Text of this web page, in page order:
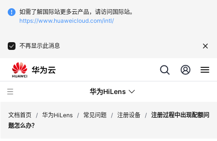
如需了解国际站更多云产品，请访问国际站。
https://www.huaweicloud.com/intl/
不再显示此消息
华为HiLens
文档首页 / 华为HiLens / 常见问题 / 注册设备 / 注册过程中出现配额问
题怎么办？